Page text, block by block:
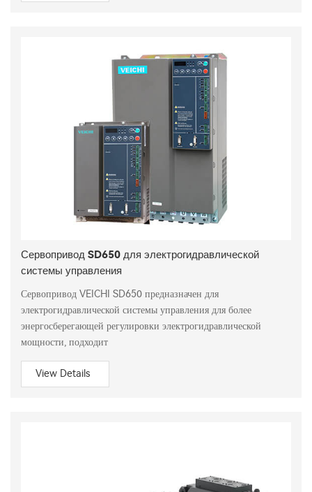
Сервопривод SD650 для электрогидравлической
системы управления
Сервопривод VEICHI SD650 предназначен для
электрогидравлической системы управления для более
энергосберегающей регулировки электрогидравлической
мощности, подходит
View Details